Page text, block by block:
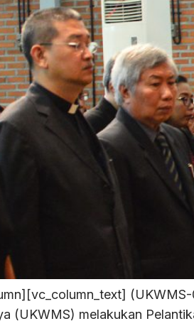
(UKWMS) melakukan